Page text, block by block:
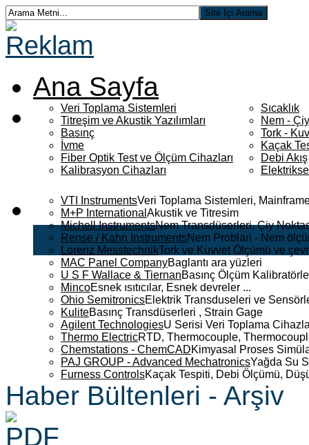
Ana Sayfa
Veri Toplama Sistemleri
Titreşim ve Akustik Yazılımları
Basınç
İvme
Fiber Optik Test ve Ölçüm Cihazları
Kalibrasyon Cihazları
Sıcaklık
Nem -
Tork -
Kaçak
Debi Akış
VTI InstrumentsVeri Toplama Sistemleri,
M+P International Akustik ve Titresim
Michell InstrumentsNem Transdüserleri, Çiy
Rense / Kahn InstrumentsNem Problari - Nem
Lorenz MesstechnikTork ve Kuvvet Ölçümü ve
MAC Panel CompanyBaglantı ara yüzleri
U S F Wallace & TiernanBasınç Ölçüm
MincoEsnek ısıtıcılar, Esnek devreler ...
Ohio SemitronicsElektrik Transduseleri ve
KuliteBasınç Transdüserleri , Strain Gage
Agilent TechnologiesU Serisi Veri Toplama
Thermo ElectricRTD, Thermocouple,
Chemstations - ChemCADKimyasal Proses
PAJ GROUP - Advanced MechatronicsYağda Su
Furness ControlsKaçak Tespiti, Debi Ölçümü,
Haber Bültenleri - Arşiv